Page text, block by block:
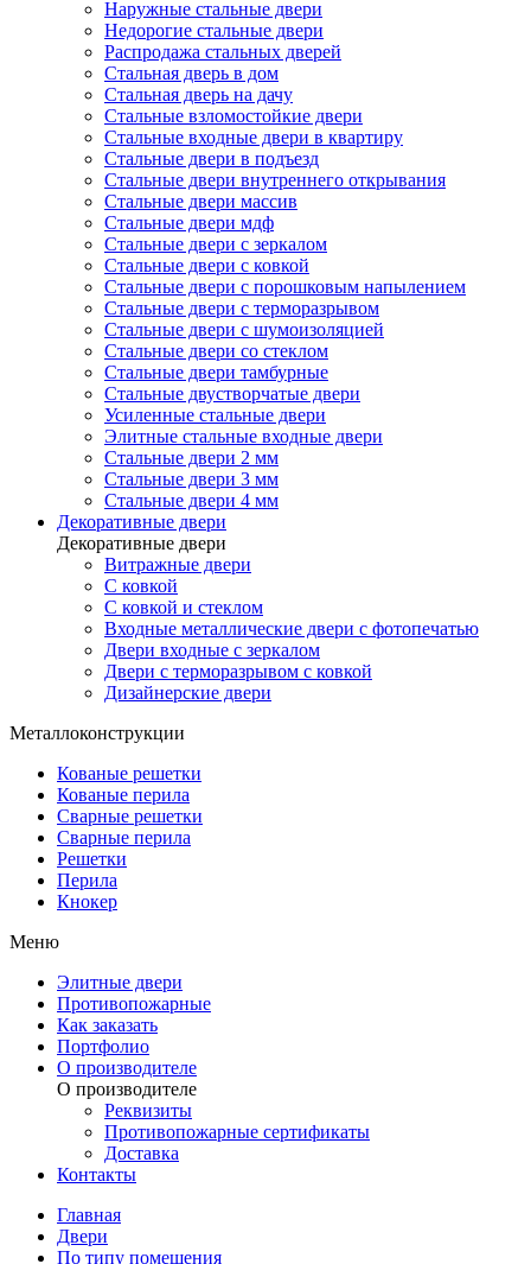
Наружные стальные двери
Недорогие стальные двери
Распродажа стальных дверей
Стальная дверь в дом
Стальная дверь на дачу
Стальные взломостойкие двери
Стальные входные двери в квартиру
Стальные двери в подъезд
Стальные двери внутреннего открывания
Стальные двери массив
Стальные двери мдф
Стальные двери с зеркалом
Стальные двери с ковкой
Стальные двери с порошковым напылением
Стальные двери с терморазрывом
Стальные двери с шумоизоляцией
Стальные двери со стеклом
Стальные двери тамбурные
Стальные двустворчатые двери
Усиленные стальные двери
Элитные стальные входные двери
Стальные двери 2 мм
Стальные двери 3 мм
Стальные двери 4 мм
Декоративные двери
Декоративные двери
Витражные двери
С ковкой
С ковкой и стеклом
Входные металлические двери с фотопечатью
Двери входные с зеркалом
Двери с терморазрывом с ковкой
Дизайнерские двери
Металлоконструкции
Кованые решетки
Кованые перила
Сварные решетки
Сварные перила
Решетки
Перила
Кнокер
Меню
Элитные двери
Противопожарные
Как заказать
Портфолио
О производителе
О производителе
Реквизиты
Противопожарные сертификаты
Доставка
Контакты
Главная
Двери
По типу помещения